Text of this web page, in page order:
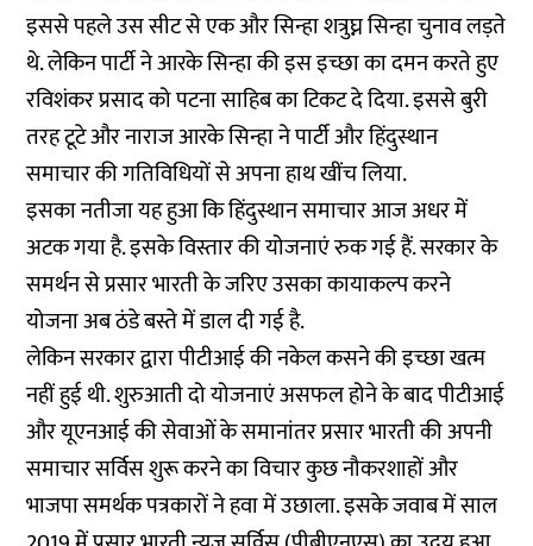
इससे पहले उस सीट से एक और सिन्हा शत्रुघ्न सिन्हा चुनाव लड़ते
थे. लेकिन पार्टी ने आरके सिन्हा की इस इच्छा का दमन करते हुए
रविशंकर प्रसाद को पटना साहिब का टिकट दे दिया. इससे बुरी
तरह टूटे और नाराज आरके सिन्हा ने पार्टी और हिंदुस्थान
समाचार की गतिविधियों से अपना हाथ खींच लिया.
इसका नतीजा यह हुआ कि हिंदुस्थान समाचार आज अधर में
अटक गया है. इसके विस्तार की योजनाएं रुक गई हैं. सरकार के
समर्थन से प्रसार भारती के जरिए उसका कायाकल्प करने
योजना अब ठंडे बस्ते में डाल दी गई है.
लेकिन सरकार द्वारा पीटीआई की नकेल कसने की इच्छा खत्म
नहीं हुई थी. शुरुआती दो योजनाएं असफल होने के बाद पीटीआई
और यूएनआई की सेवाओं के समानांतर प्रसार भारती की अपनी
समाचार सर्विस शुरू करने का विचार कुछ नौकरशाहों और
भाजपा समर्थक पत्रकारों ने हवा में उछाला. इसके जवाब में साल